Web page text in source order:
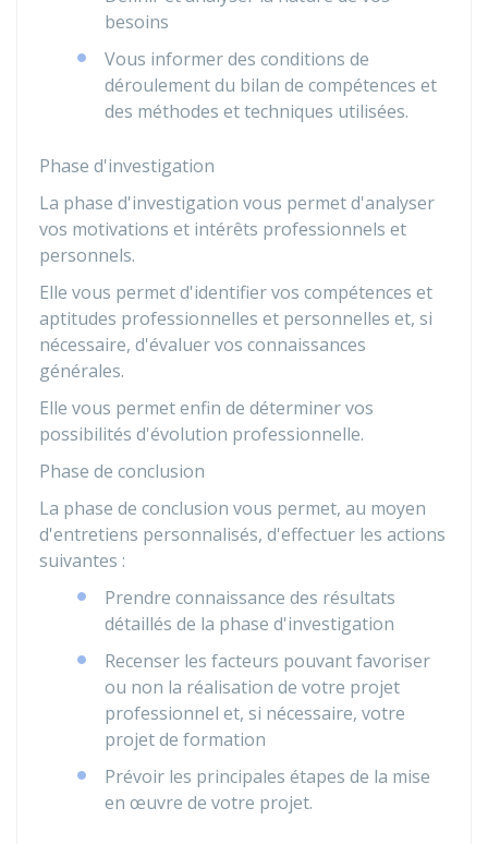
besoins
Vous informer des conditions de
déroulement du bilan de compétences et
des méthodes et techniques utilisées.
Phase d'investigation
La phase d'investigation vous permet d'analyser
vos motivations et intérêts professionnels et
personnels.
Elle vous permet d'identifier vos compétences et
aptitudes professionnelles et personnelles et, si
nécessaire, d'évaluer vos connaissances
générales.
Elle vous permet enfin de déterminer vos
possibilités d'évolution professionnelle.
Phase de conclusion
La phase de conclusion vous permet, au moyen
d'entretiens personnalisés, d'effectuer les actions
suivantes :
Prendre connaissance des résultats
détaillés de la phase d'investigation
Recenser les facteurs pouvant favoriser
ou non la réalisation de votre projet
professionnel et, si nécessaire, votre
projet de formation
Prévoir les principales étapes de la mise
en œuvre de votre projet.